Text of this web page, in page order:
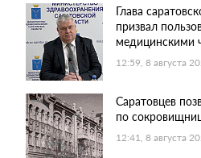
Глава
призвал
медицинскими
12:59, 8 августа
Саратовцев
по
12:41, 8 августа